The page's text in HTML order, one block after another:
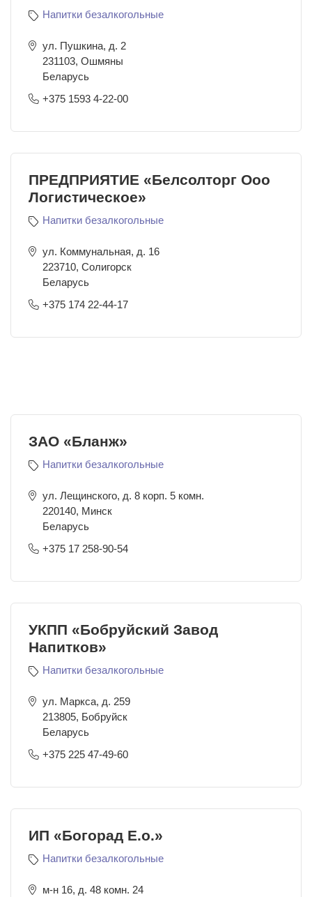
Напитки безалкогольные
ул. Пушкина, д. 2
231103, Ошмяны
Беларусь
+375 1593 4-22-00
ПРЕДПРИЯТИЕ «Белсолторг Ооо
Логистическое»
Напитки безалкогольные
ул. Коммунальная, д. 16
223710, Солигорск
Беларусь
+375 174 22-44-17
ЗАО «Бланж»
Напитки безалкогольные
ул. Лещинского, д. 8 корп. 5 комн.
220140, Минск
Беларусь
+375 17 258-90-54
УКПП «Бобруйский Завод
Напитков»
Напитки безалкогольные
ул. Маркса, д. 259
213805, Бобруйск
Беларусь
+375 225 47-49-60
ИП «Богорад Е.о.»
Напитки безалкогольные
м-н 16, д. 48 комн. 24